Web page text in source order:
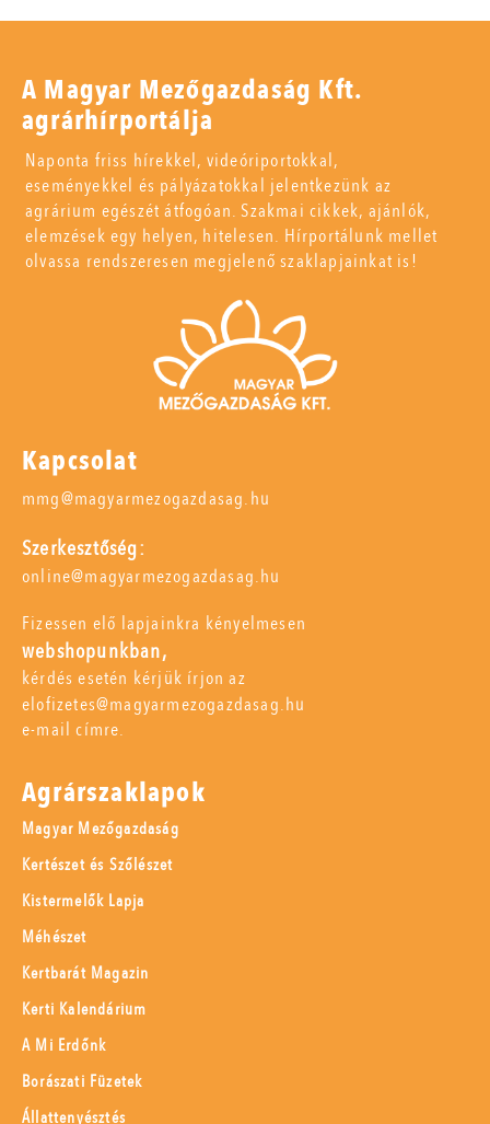
A Magyar Mezőgazdaság Kft.
agrárhírportálja
Naponta friss hírekkel, videóriportokkal,
eseményekkel és pályázatokkal jelentkezünk az
agrárium egészét átfogóan. Szakmai cikkek, ajánlók,
elemzések egy helyen, hitelesen. Hírportálunk mellet
olvassa rendszeresen megjelenő szaklapjainkat is!
Kapcsolat
mmg@magyarmezogazdasag.hu
Szerkesztőség:
online@magyarmezogazdasag.hu
Fizessen elő lapjainkra kényelmesen
webshopunkban,
kérdés esetén kérjük írjon az
elofizetes@magyarmezogazdasag.hu
e-mail címre.
Agrárszaklapok
Magyar Mezőgazdaság
Kertészet és Szőlészet
Kistermelők Lapja
Méhészet
Kertbarát Magazin
Kerti Kalendárium
A Mi Erdőnk
Borászati Füzetek
Állattenyésztés